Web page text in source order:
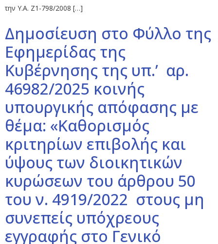
την Υ.Α. Ζ1-798/2008 […]
Δημοσίευση στο Φύλλο της
Εφημερίδας της
Κυβέρνησης της υπ.’ αρ.
46982/2025 κοινής
υπουργικής απόφασης με
θέμα: «Καθορισμός
κριτηρίων επιβολής και
ύψους των διοικητικών
κυρώσεων του άρθρου 50
του ν. 4919/2022 στους μη
συνεπείς υπόχρεους
εγγραφής στο Γενικό